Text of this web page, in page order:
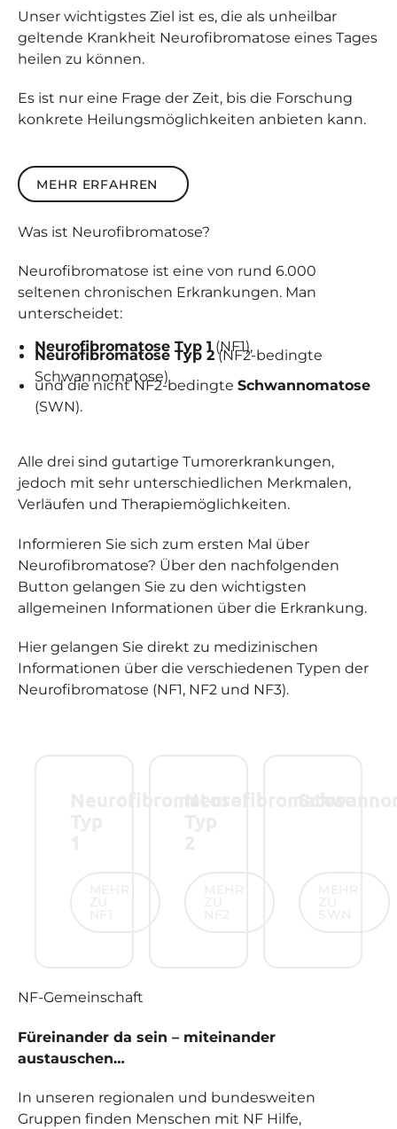
Unser wichtigstes Ziel ist es, die als unheilbar
geltende Krankheit Neurofibromatose eines Tages
heilen zu können.
Es ist nur eine Frage der Zeit, bis die Forschung
konkrete Heilungsmöglichkeiten anbieten kann.
Mehr erfahren
MEHR ERFAHREN
Was ist Neuro­fibro­matose?
Neurofibromatose ist eine von rund 6.000
seltenen chronischen Erkrankungen. Man
unterscheidet:
Neurofibromatose Typ 1 (NF1),
Neurofibromatose Typ 2(NF2-bedingte
Schwannomatose)
und die nicht NF2-bedingteSchwannomatose
(SWN).
Alle drei sind gutartige Tumorerkrankungen,
jedoch mit sehr unterschiedlichen Merkmalen,
Verläufen und Therapiemöglichkeiten.
Informieren Sie sich zum ersten Mal über
Neurofibromatose? Über den nachfolgenden
Button gelangen Sie zu den wichtigsten
allgemeinen Informationen über die Erkrankung.
Hier gelangen Sie direkt zu medizinischen
Informationen über die verschiedenen Typen der
Neurofibromatose (NF1, NF2 und NF3).
NF-Gemeinschaft
Füreinander da sein – miteinander
austauschen…
In unseren regionalen und bundesweiten
Gruppen finden Menschen mit NF Hilfe,